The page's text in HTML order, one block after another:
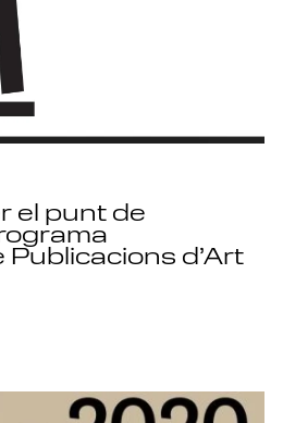
el punt de
Publicacions d’Art